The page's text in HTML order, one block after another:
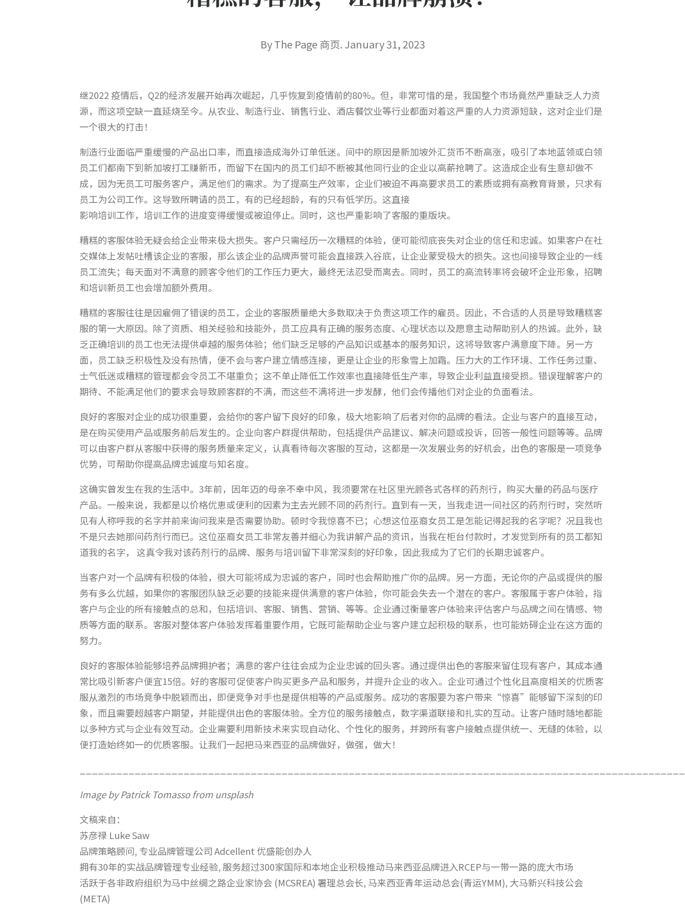
By The Page 商页. January 31, 2023
继2022 疫情后，Q2的经济发展开始再次崛起，几乎恢复到疫情前的80%。但，非常可惜的是，我国整个市场竟然严重缺乏人力资
源，而这项空缺一直延烧至今。从农业、制造行业、销售行业、酒店餐饮业等行业都面对着这严重的人力资源短缺，这对企业们是
一个很大的打击！
制造行业面临严重缓慢的产品出口率，而直接造成海外订单低迷。间中的原因是新加坡外汇货币不断高涨，吸引了本地蓝领或白领
员工们都南下到新加坡打工赚新币，而留下在国内的员工们却不断被其他同行业的企业以高薪抢聘了。这造成企业有生意却做不
成，因为无员工可服务客户，满足他们的需求。为了提高生产效率，企业们被迫不再高要求员工的素质或拥有高教育背景，只求有
员工为公司工作。这导致所聘请的员工，有的已经超龄，有的只有低学历。这直接
影响培训工作，培训工作的进度变得缓慢或被迫停止。同时，这也严重影响了客服的重版块。
糟糕的客服体验无疑会给企业带来极大损失。客户只需经历一次糟糕的体验，便可能彻底丧失对企业的信任和忠诚。如果客户在社
交媒体上发帖吐槽该企业的客服，那么该企业的品牌声誉可能会直接跌入谷底，让企业蒙受极大的损失。这也间接导致企业的一线
员工流失；每天面对不满意的顾客令他们的工作压力更大，最终无法忍受而离去。同时，员工的高流转率将会破坏企业形象，招聘
和培训新员工也会增加额外费用。
糟糕的客服往往是因雇佣了错误的员工，企业的客服质量绝大多数取决于负责这项工作的雇员。因此，不合适的人员是导致糟糕客
服的第一大原因。除了资质、相关经验和技能外，员工应具有正确的服务态度、心理状态以及愿意主动帮助别人的热诚。此外，缺
乏正确培训的员工也无法提供卓越的服务体验；他们缺乏足够的产品知识或基本的服务知识，这将导致客户满意度下降。另一方
面，员工缺乏积极性及没有热情，便不会与客户建立情感连接，更是让企业的形象雪上加霜。压力大的工作环境、工作任务过重、
士气低迷或糟糕的管理都会令员工不堪重负；这不单止降低工作效率也直接降低生产率，导致企业利益直接受损。错误理解客户的
期待、不能满足他们的要求会导致顾客群的不满，而这些不满将进一步发酵，他们会传播他们对企业的负面看法。
良好的客服对企业的成功很重要，会给你的客户留下良好的印象，极大地影响了后者对你的品牌的看法。企业与客户的直接互动，
是在购买使用产品或服务前后发生的。企业向客户群提供帮助，包括提供产品建议、解决问题或投诉，回答一般性问题等等。品牌
可以由客户群从客服中获得的服务质量来定义，认真看待每次客服的互动，这都是一次发展业务的好机会，出色的客服是一项竞争
优势，可帮助你提高品牌忠诚度与知名度。
这确实曾发生在我的生活中。3年前，因年迈的母亲不幸中风，我须要常在社区里光顾各式各样的药剂行，购买大量的药品与医疗
产品。一般来说，我都是以价格优恵或便利的因素为主去光顾不同的药剂行。直到有一天，当我走进一间社区的药剂行时，突然听
见有人称呼我的名字并前来询问我来是否需要协助。顿时令我惊喜不已；心想这位巫裔女员工是怎能记得起我的名字呢？况且我也
不是只去她那间药剂行而已。这位巫裔女员工非常友善并细心为我讲解产品的资讯，当我在柜台付款时，才发觉到所有的员工都知
道我的名字， 这真令我对该药剂行的品牌、服务与培训留下非常深刻的好印象，因此我成为了它们的长期忠诚客户。
当客户对一个品牌有积极的体验，很大可能将成为忠诚的客户，同时也会帮助推广你的品牌。另一方面，无论你的产品或提供的服
务有多么优越，如果你的客服团队缺乏必要的技能来提供满意的客户体验，你可能会失去一个潜在的客户。客服属于客户体验，指
客户与企业的所有接触点的总和，包括培训、客服、销售、营销、等等。企业通过衡量客户体验来评估客户与品牌之间在情感、物
质等方面的联系。客服对整体客户体验发挥着重要作用，它既可能帮助企业与客户建立起积极的联系，也可能妨碍企业在这方面的
努力。
良好的客服体验能够培养品牌拥护者；满意的客户往往会成为企业忠诚的回头客。通过提供出色的客服来留住现有客户，其成本通
常比吸引新客户便宜15倍。好的客服可促使客户购买更多产品和服务，并提升企业的收入。企业可通过个性化且高度相关的优质客
服从激烈的市场竞争中脱颖而出，即便竞争对手也是提供相等的产品或服务。成功的客服要为客户带来“惊喜”能够留下深刻的印
象，而且需要超越客户期望，并能提供出色的客服体验。全方位的服务接触点，数字渠道联接和扎实的互动。让客户随时随地都能
以多种方式与企业有效互动。企业需要利用新技术来实现自动化、个性化的服务，并跨所有客户接触点提供统一、无缝的体验，以
便打造始终如一的优质客服。让我们一起把马来西亚的品牌做好，做强，做大！
Image by Patrick Tomasso from unsplash
文稿来自：
苏彦禄 Luke Saw
品牌策略顾问, 专业品牌管理公司 Adcellent 优盛能创办人
拥有30年的实战品牌管理专业经验, 服务超过300家国际和本地企业积极推动马来西亚品牌进入RCEP与一带一路的庞大市场
活跃于各非政府组织为马中丝绸之路企业家协会 (MCSREA) 署理总会长, 马来西亚青年运动总会(青运YMM), 大马新兴科技公会
(META)